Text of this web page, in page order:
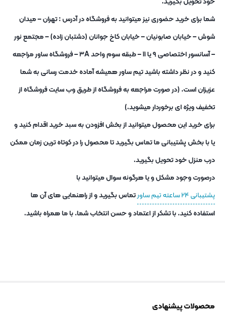
شما برای خرید حضوری نیز میتوانید به فروشگاه در آدرس : تهران – میدان
شوش – خیابان صابونیان – خیابان کاخ جوانان (دشتبان زاده) – مجتمع نور
– آسانسور اختصاصی ۹ یا ۱۱ – طبقه سوم واحد ۳A – فروشگاه ساور مراجعه
کنید و در نظر داشته باشید تیم ساور همیشه آماده خدمت رسانی به شما
عزیزان است. (در صورت مراجعه به فروشگاه از طریق وب سایت فروشگاه از
تخفیف ویژه ای برخوردار میشوید.)
برای خرید این محصول میتوانید از بخش افزودن به سبد خرید اقدام کنید و
یا با بخش پشتیبانی ما تماس بگیرید تا محصول را در کوتاه ترین زمان ممکن
درب منزل خود تحویل بگیرید.
درصورت وجود مشکل و یا هرگونه سوال میتوانید با
پشتیبانی ۲۴ ساعته تیم ساور
تماس بگیرید و از راهنمایی های آن ها
استفاده کنید. با تشکر از اعتماد و حسن انتخاب شما. با ما همراه باشید.
محصولات پیشنهادی